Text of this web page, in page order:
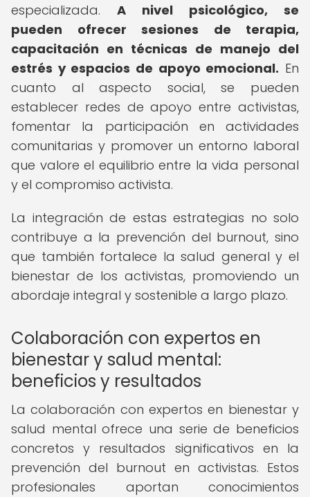
especializada. A nivel psicológico, se
pueden ofrecer sesiones de terapia,
capacitación en técnicas de manejo del
estrés y espacios de apoyo emocional. En
cuanto al aspecto social, se pueden
establecer redes de apoyo entre activistas,
fomentar la participación en actividades
comunitarias y promover un entorno laboral
que valore el equilibrio entre la vida personal
y el compromiso activista.
La integración de estas estrategias no solo
contribuye a la prevención del burnout, sino
que también fortalece la salud general y el
bienestar de los activistas, promoviendo un
abordaje integral y sostenible a largo plazo.
Colaboración con expertos en
bienestar y salud mental:
beneficios y resultados
La colaboración con expertos en bienestar y
salud mental ofrece una serie de beneficios
concretos y resultados significativos en la
prevención del burnout en activistas. Estos
profesionales aportan conocimientos